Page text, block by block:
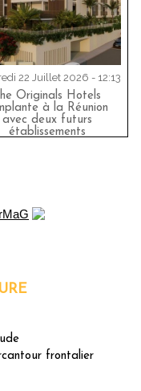
22 Juillet 2026 - 12:13
Originals Hotels
à la Réunion
avec deux futurs
établissements
frontalier